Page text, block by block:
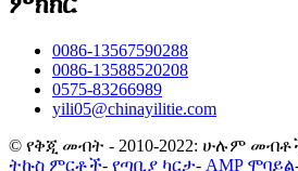
0086-13567590288
0086-13588520208
0575-83266989
yili05@chinayilitie.com
© የቅጂ መብት - 2010-2022: ሁሉም
ትኩስ ምርቶች- የጣቢያ ካርታ- AMP ሞባይል